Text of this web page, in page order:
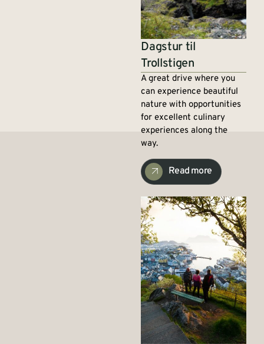
Dagstur til
Trollstigen
A great drive where you
can experience beautiful
nature with opportunities
for excellent culinary
experiences along the
way.
Read more